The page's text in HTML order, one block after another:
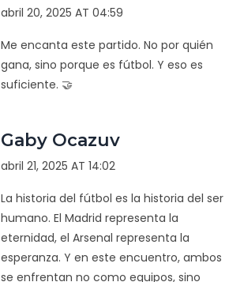
abril 20, 2025 AT 04:59
Me encanta este partido. No por quién
gana, sino porque es fútbol. Y eso es
suficiente. 🤝
Gaby Ocazuv
abril 21, 2025 AT 14:02
La historia del fútbol es la historia del ser
humano. El Madrid representa la
eternidad, el Arsenal representa la
esperanza. Y en este encuentro, ambos
se enfrentan no como equipos, sino